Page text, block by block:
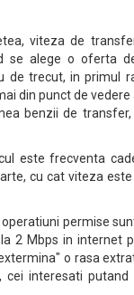
viteza de
se alege o oferta
de trecut, in primul
din punct de vedere
benzii de
este frecventa
cu cat viteza
permise
2 Mbps in internet
o rasa
interesati putand